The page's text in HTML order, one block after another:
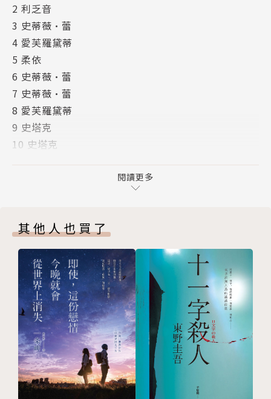
自己。西斯勇敢地死去；史塔克勇敢地赴死。愛芙羅黛
蒂，妮克絲的女先知，以及史蒂薇．蕾，第一個紅吸血
鬼，她們勇敢地去愛和承擔。怯懦難免，掙扎難免，但
勇敢。
活著為什麼要掙扎得這麼痛苦？為什麼非人即獸？仿人
鴉利乏音在夜空下徘徊，決定往上飛，飛到月亮那裡
去。他心想，如果能摸到月亮，也許女神會給他一個合
理的解釋……
本書特色
永不退燒的系列小說，長期盤據紐約時報暢銷排行榜
時報暢銷排行榜超過140週，在39個國家出版各種語言
版本。
作者以超自然懸疑故事的背景，創造了一個青少年成長
的世界，引起全球《暮光之城》、《哈利波特》讀者的
共鳴。「夜之屋」真切地告訴我們，在今天，所謂成長
是怎麼一回事。 ──電影製作人Samuel Hadida
作者簡介
菲莉絲．卡司特（P. C. Cast）
小說作品曾獲奧克拉荷馬書獎（Oklahoma Book Aw
ard）、美國圖書館協會YALSA Quick Picks for Relu
2 利乏音
3 史蒂薇·蕾
4 愛芙羅黛蒂
5 柔依
6 史蒂薇·蕾
7 史蒂薇·蕾
8 愛芙羅黛蒂
9 史塔克
10 史塔克
15 史塔克
16 柔依
17 史蒂薇·蕾
18 利乏音
19 史塔克
20 史塔克
21 史蒂薇·蕾
22 史蒂薇·蕾
23 利乏音
24 史塔克
閱讀更多
其他人也買了